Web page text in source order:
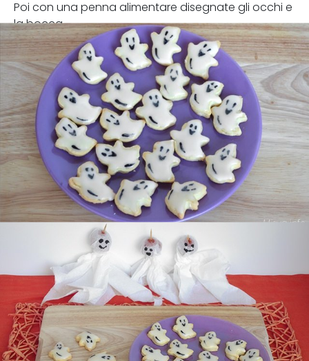
Poi con una penna alimentare disegnate gli occhi e
la bocca.